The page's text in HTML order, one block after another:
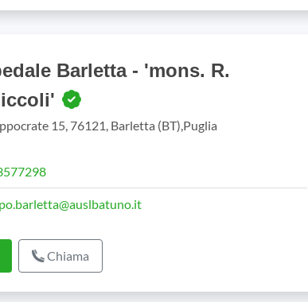
Barletta - 'mons. R.
15, 76121, Barletta (BT),Puglia
Chiama